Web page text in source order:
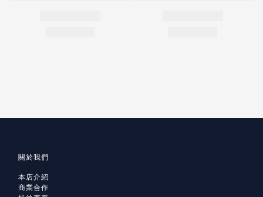
關於我們
本店介紹
商業合作